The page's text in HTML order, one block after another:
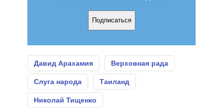
Подписаться
Давид Арахамия Верховная рада
Слуга народа Таиланд
Николай Тищенко